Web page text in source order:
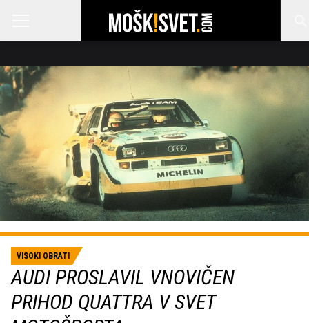
VISOKI OBRATI
AUDI PROSLAVIL VNOVIČEN
PRIHOD QUATTRA V SVET